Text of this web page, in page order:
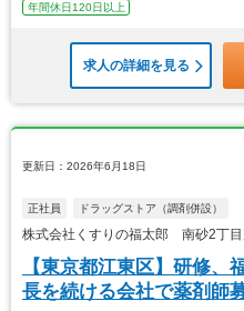
年間休日120日以上
求人の詳細を見る
更新日：2026年6月18日
正社員 ドラッグストア（調剤併設）
株式会社くすりの福太郎 南砂2丁目
【東京都江東区】研修、
長を続ける会社で薬剤師